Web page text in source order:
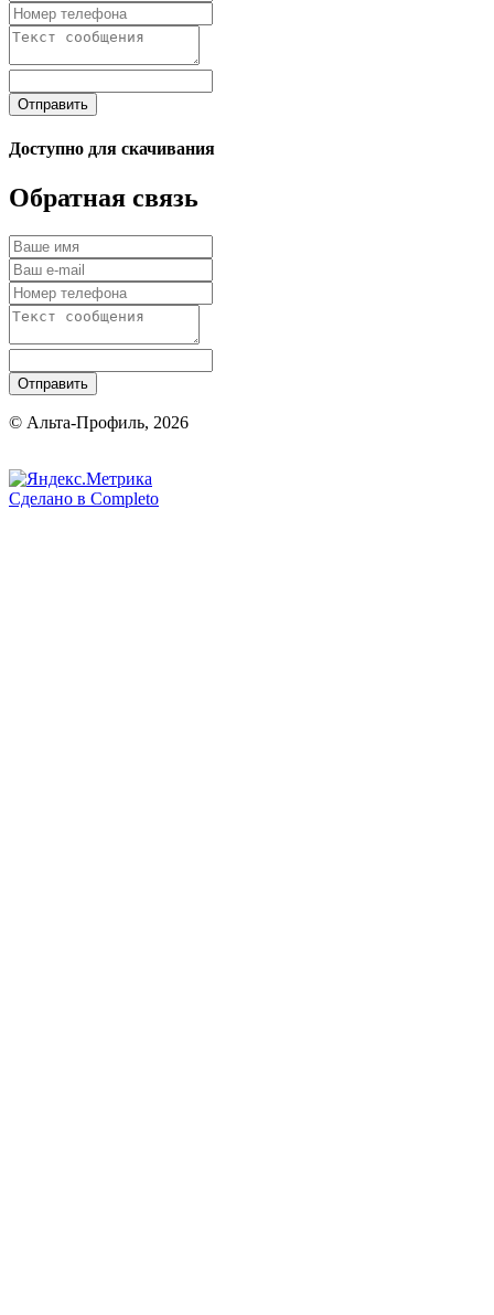
Отправить
Доступно для скачивания
Обратная связь
Отправить
© Альта-Профиль, 2026
Сделано в Completo